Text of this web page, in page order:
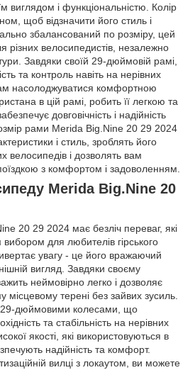
виглядом і функціональністю. Колір
щоб відзначити його стиль і
збалансований по розміру, цей
різних велосипедистів, незалежно
Завдяки своїй 29-дюймовій рамі,
та контроль навіть на нерівних
насолоджуватися комфортною
в цій рамі, робить її легкою та
довговічність і надійність
рами Merida Big.Nine 20 29 2024
і стиль, зроблять його
велосипедів і дозволять вам
з комфортом і задоволенням.
Merida Big.Nine 20
20 29 2024 має безліч переваг, які
для любителів гірського
увагу - це його вражаючий
вигляд. Завдяки своєму
неймовірно легко і дозволяє
місцевому терені без зайвих зусиль.
дюймовими колесами, що
та стабільність на нерівних
якості, які використовуються в
надійність та комфорт.
вилці з локаутом, ви можете